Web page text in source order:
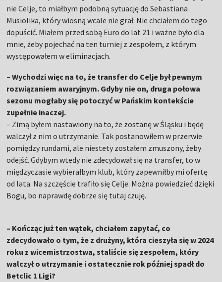
nie Celje, to miałbym podobną sytuację do Sebastiana
Musiolika, który wiosną wcale nie grał. Nie chciałem do tego
dopuścić. Miałem przed sobą Euro do lat 21 i ważne było dla
mnie, żeby pojechać na ten turniej z zespołem, z którym
występowałem w eliminacjach.
– Wychodzi więc na to, że transfer do Celje był pewnym
rozwiązaniem awaryjnym. Gdyby nie on, druga połowa
sezonu mogłaby się potoczyć w Pańskim kontekście
zupełnie inaczej.
– Zimą byłem nastawiony na to, że zostanę w Śląsku i będę
walczył z nim o utrzymanie. Tak postanowiłem w przerwie
pomiędzy rundami, ale niestety zostałem zmuszony, żeby
odejść. Gdybym wtedy nie zdecydował się na transfer, to w
międzyczasie wybierałbym klub, który zapewniłby mi ofertę
od lata. Na szczęście trafiło się Celje. Można powiedzieć dzięki
Bogu, bo naprawdę dobrze się tutaj czuję.
– Kończąc już ten wątek, chciałem zapytać, co
zdecydowało o tym, że z drużyny, która cieszyła się w 2024
roku z wicemistrzostwa, staliście się zespołem, który
walczył o utrzymanie i ostatecznie rok później spadł do
Betclic 1 Ligi?